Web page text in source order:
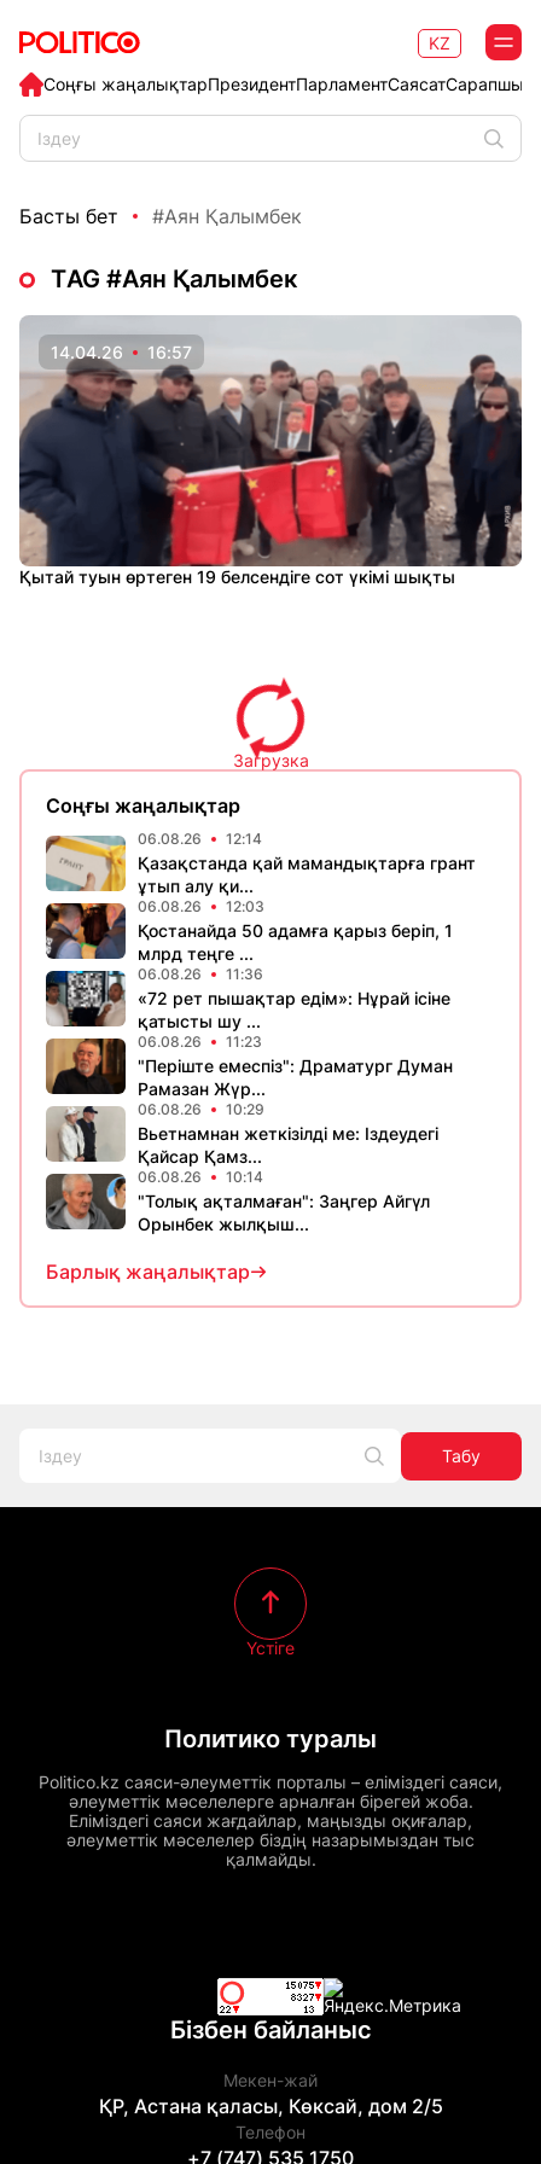
Соңғы жаңалықтарПрезидентПарламентСаясат
KZ
Басты бет #Аян Қалымбек
ТAG #Аян Қалымбек
14.04.26 16:57
Қытай туын өртеген 19 белсендіге сот үкімі шықты
Загрузка
Соңғы жаңалықтар
06.08.26 12:14
Қазақстанда қай мамандықтарға грант
ұтып алу қи...
06.08.26 12:03
Қостанайда 50 адамға қарыз беріп, 1
млрд теңге ...
06.08.26 11:36
«72 рет пышақтар едім»: Нұрай ісіне
қатысты шу ...
06.08.26 11:23
​"Періште емеспіз": Драматург Думан
Рамазан Жүр...
06.08.26 10:29
Вьетнамнан жеткізілді ме: Іздеудегі
Қайсар Қамз...
06.08.26 10:14
"Толық ақталмаған": Заңгер Айгүл
Орынбек жылқыш...
Барлық жаңалықтар
Табу
Политико туралы
Politico.kz саяси-әлеуметтік порталы – еліміздегі саяси,
әлеуметтік мәселелерге арналған бірегей жоба.
Еліміздегі саяси жағдайлар, маңызды оқиғалар,
әлеуметтік мәселелер біздің назарымыздан тыс
қалмайды.
Үстіге
Бізбен байланыс
Мекен-жай
ҚР, Астана қаласы, Көксай, дом 2/5
Телефон
+7 (747) 535 1750